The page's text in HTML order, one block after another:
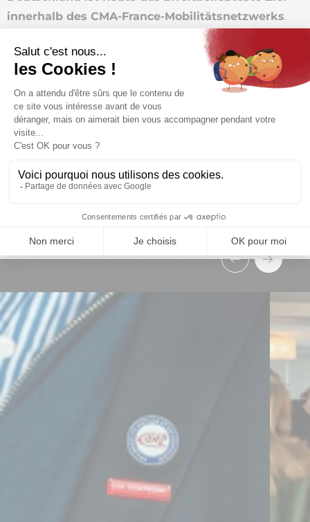
innerhalb des CMA-France-Mobilitätsnetzwerks.
Dieser Austausch ist ein konkretes Beispiel dafür, da
er die Bereicherung
internationaler Kooperationen
und die Komplementarität traditioneller
europäischer Handwerkskünste bestätigt.
Wir möchten allen Teilnehmern zu ihrem
Engagement, ihrer Neugier und ihrem
Professionalismus gratulieren, die voll und ganz die
handwerkliche Exzellenz zeigen, die durch diese